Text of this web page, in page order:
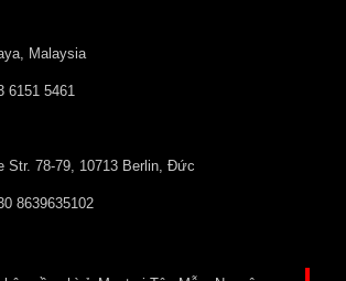
Malaysia
6151 5461
Str. 78-79, 10713 Berlin, Đức
8639635102